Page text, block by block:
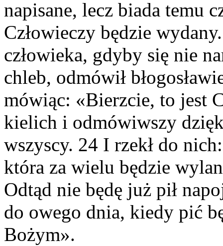
napisane, lecz biada temu
Człowieczy będzie
człowieka, gdyby się nie
chleb, odmówił
mówiąc: «Bierzcie, to jest
kielich i odmówiwszy
wszyscy. 24 I rzekł do
która za wielu będzie
Odtąd nie będę już pił
do owego dnia, kiedy pić
Bożym».